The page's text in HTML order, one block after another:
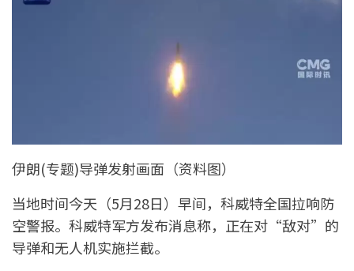
伊朗(专题)导弹发射画面（资料图）
当地时间今天（5月28日）早间，科威特全国拉响防
空警报。科威特军方发布消息称，正在对“敌对”的
导弹和无人机实施拦截。